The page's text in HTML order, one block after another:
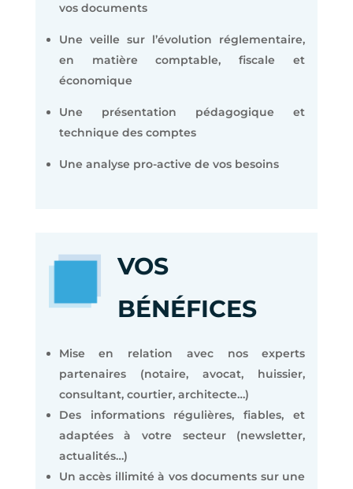
vos documents
Une veille sur l’évolution réglementaire,
en matière comptable, fiscale et
économique
Une présentation pédagogique et
technique des comptes
Une analyse pro-active de vos besoins
VOS
BÉNÉFICES
Mise en relation avec nos experts
partenaires (notaire, avocat, huissier,
consultant, courtier, architecte…)
Des informations régulières, fiables, et
adaptées à votre secteur (newsletter,
actualités…)
Un accès illimité à vos documents sur une